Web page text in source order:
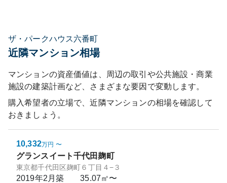
ザ・パークハウス六番町
近隣マンション相場
マンションの資産価値は、周辺の取引や公共施設・商業
施設の建築計画など、さまざまな要因で変動します。
購入希望者の立場で、近隣マンションの相場を確認して
おきましょう。
10,332万円 〜
グランスイート千代田麹町
東京都千代田区麹町６丁目４−３
2019年2月築 35.07㎡〜